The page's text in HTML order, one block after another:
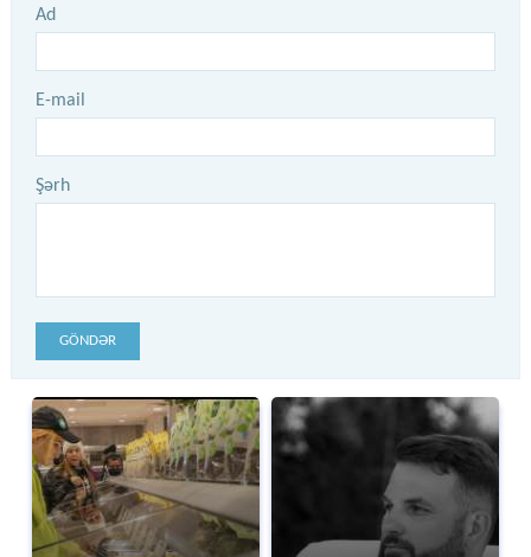
Ad
E-mail
Şərh
GÖNDƏR